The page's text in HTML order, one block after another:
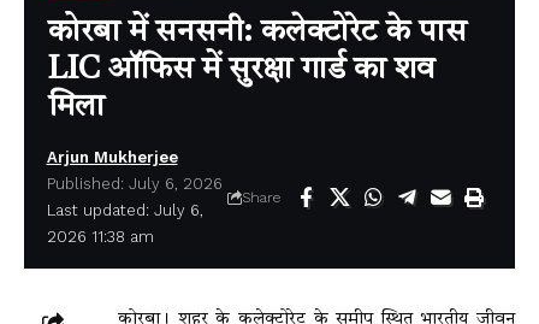
कोरबा में सनसनी: कलेक्टोरेट के पास
LIC ऑफिस में सुरक्षा गार्ड का शव
मिला
Last updated: July 6,
2026 11:38 am
Arjun Mukherjee
Published: July 6, 2026
Share
कोरबा। शहर के कलेक्टोरेट के समीप स्थित भारतीय जीवन